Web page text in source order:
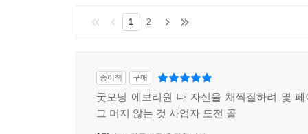
1 2
종이책 구매
굿모닝 에브리원 나 자신을 채찍질하려 몇
그 머지 않는 것 사업자 도전 골